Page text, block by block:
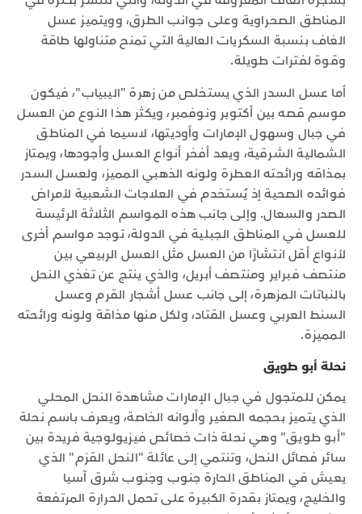
المناطق الصحراوية وعلى جوانب الطرق، وويتميز عسل
الغاف بنسبة السكريات العالية التي تمنح متناولها طاقة
وقوة لفترات طويلة.
أما عسل السدر الذي يستخلص من زهرة "اليبياب"، فيكون
موسم قصه بين أكتوبر ونوفمبر، ويكثر هذا النوع من العسل
في جبال وسهول الإمارات وأوديتها، لاسيما في المناطق
الشمالية الشرقية، ويعد أفخر أنواع العسل وأجودها، ويمتاز
بمذاقه ورائحته العطرة ولونه الذهبي المميز، ولعسل السدر
فوائده الصحية إذ يٌستخدم في العلاجات الشعبية لأمراض
الصدر والسعال. وإلى جانب هذه المواسم الثلاثة الرئيسة
للعسل في المناطق الجبلية في الدولة، توجد مواسم أخرى
لأنواع أقل انتشارًا من العسل مثل العسل الربيعي بين
منتصف فبراير ومنتصف أبريل، والذي ينتج عن تغذي النحل
بالنباتات المزهرة، إلى جانب عسل أشجار القرم وعسل
السنط العربي وعسل القتاد، ولكل منها مذاقة ولونه ورائحته
المميزة.
نحلة أبو طويق
يمكن للمتجول في جبال الإمارات مشاهدة النحل المحلي
الذي يتميز بحجمه الصغير وألوانه الخاصة، ويعرف باسم نحلة
"أبو طويق" وهي نحلة ذات خصائص فيزيولوجية فريدة بين
سائر فصائل النحل، وتنتمي إلى عائلة "النحل القزم" الذي
يعيش في المناطق الحارة جنوب وجنوب شرق آسيا
والخليج، ويمتاز بقدرة الكبيرة على تحمل الحرارة المرتفعة